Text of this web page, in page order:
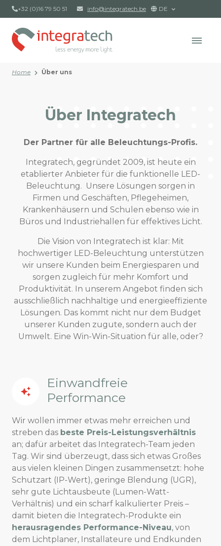
+32 (0)16 79 50 51 info@integratech.be DE
Home Über uns
Über Integratech
Der Partner für alle Beleuchtungs-Profis.
Integratech, gegründet 2009, ist heute ein
etablierter Anbieter für die funktionelle LED-
Beleuchtung. Unsere Lösungen sorgen in
Firmen und Geschäften, Pflegeheimen,
Krankenhäusern und Schulen ebenso wie in
Büros und Industriehallen für effektives Licht.
Die Vision von Integratech ist klar: Mit
hochwertiger LED-Beleuchtung unterstützen
wir unsere Kunden beim Energiesparen und
sorgen zugleich für mehr Komfort und
Produktivität. In unserem Angebot finden sich
ausschließlich nachhaltige und energieeffiziente
Lösungen. Das kommt nicht nur dem Budget
unserer Kunden zugute, sondern auch der
Umwelt. Eine Win-Win-Situation für alle, oder?
Einwandfreie
Performance
Wir wollen immer etwas mehr erreichen und
streben das beste Preis-Leistungsverhältnis
an; dafür arbeitet das Integratech-Team jeden
Tag. Wir sind überzeugt, dass sich etwas Großes
aus vielen kleinen Dingen zusammensetzt: hohe
Schutzart (IP-Wert), geringe Blendung (UGR),
sehr gute Lichtausbeute (Lumen-Watt-
Verhältnis) und ein scharf kalkulierter Preis –
damit bieten die Integratech-Produkte ein
herausragendes Performance-Niveau, von
dem Lichtplaner, Installateure und Endkunden